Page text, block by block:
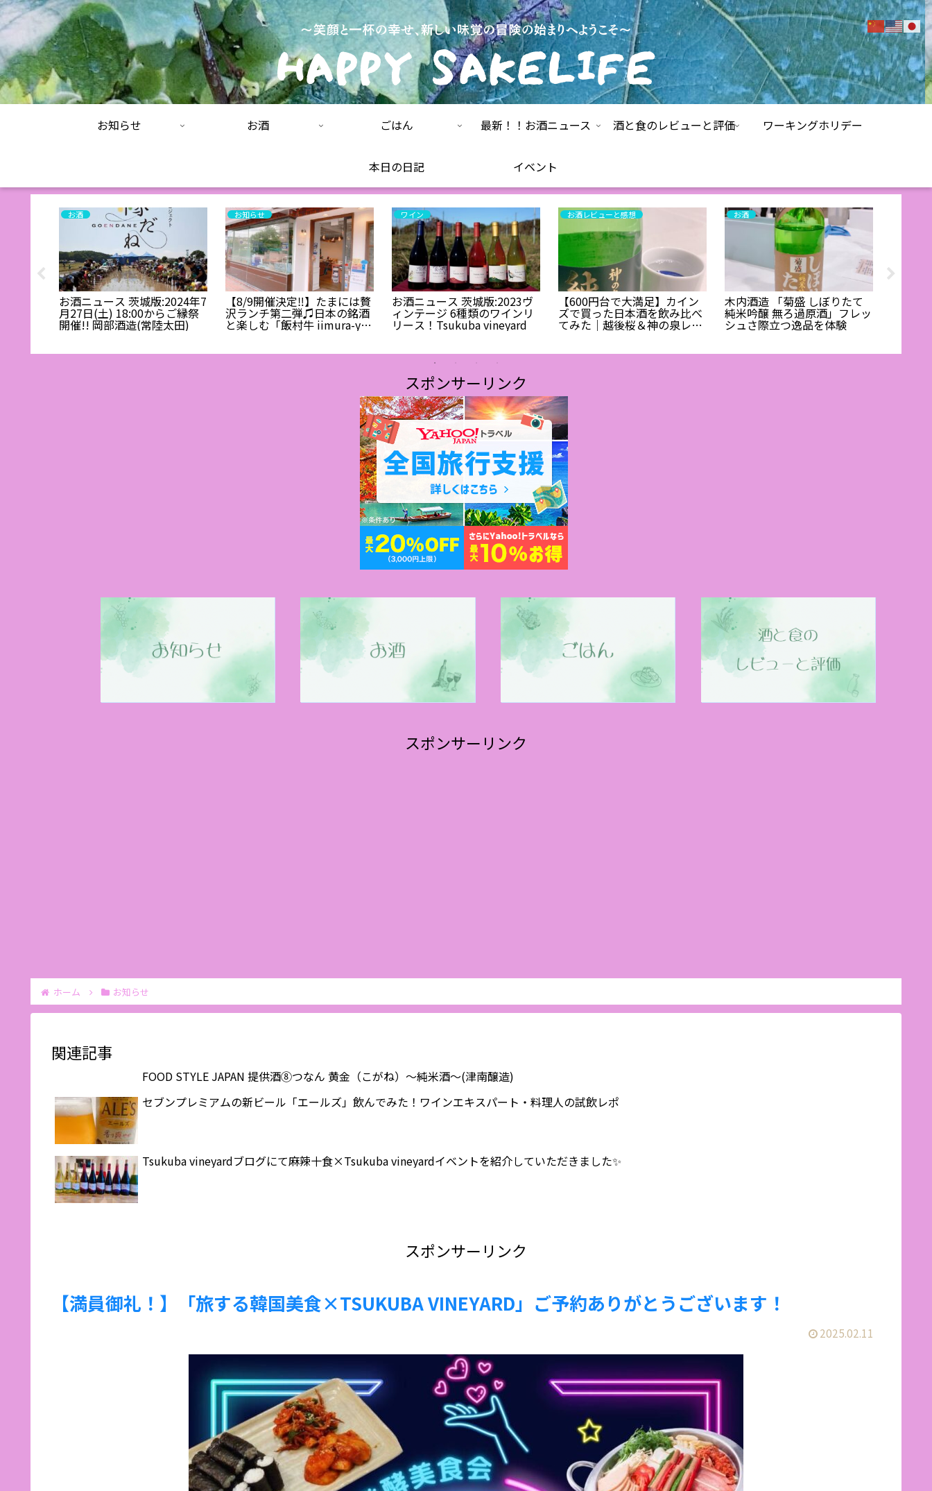
お知らせ お酒 ごはん 最新！！お酒ニュース 酒と食のレビューと評価 ワーキングホリデー
本日の日記 イベント
お酒
お酒ニュース 茨城版:2024年7
月27日(土) 18:00からご縁祭
開催!! 岡部酒造(常陸太田)
お知らせ
【8/9開催決定‼️】たまには贅
沢ランチ第二弾♫日本の銘酒
と楽しむ「飯村牛 iimura-ya
× 日本酒・日本ワイン」スペ
ワイン
お酒ニュース 茨城版:2023ヴ
ィンテージ 6種類のワインリ
リース！Tsukuba vineyard
お酒レビューと感想
【600円台で大満足】カイン
ズで買った日本酒を飲み比べ
てみた｜越後桜＆神の泉レビ
お酒
木内酒造 「菊盛 しぼりたて
純米吟醸 無ろ過原酒」フレッ
シュさ際立つ逸品を体験
スポンサーリンク
スポンサーリンク
ホーム お知らせ
関連記事
FOOD STYLE JAPAN 提供酒⑧つなん 黄金（こがね）〜純米酒〜(津南醸造)
セブンプレミアムの新ビール「エールズ」飲んでみた！ワインエキスパート・料理人の試飲レポ
Tsukuba vineyardブログにて麻辣十食×Tsukuba vineyardイベントを紹介していただきました✨
スポンサーリンク
【満員御礼！】「旅する韓国美食×TSUKUBA VINEYARD」ご予約ありがとうございます！
2025.02.11